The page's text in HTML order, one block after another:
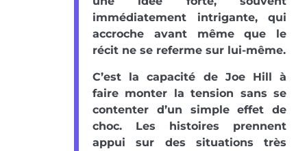
immédiatement intrigante, qui
accroche avant même que le
récit ne se referme sur lui-même.
C’est la capacité de Joe Hill à
faire monter la tension sans se
contenter d’un simple effet de
choc. Les histoires prennent
appui sur des situations très